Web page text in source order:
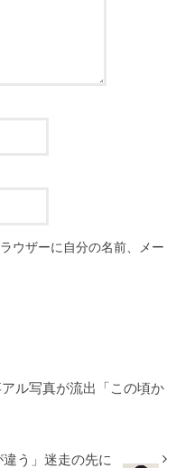
ウザーに自分の名前、メー
ル写真が流出「この頃か
う」迷走の先に